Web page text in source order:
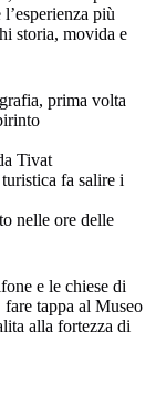
più
storia, movida e
prima volta
Tivat
fa salire i
nelle ore delle
e le chiese di
tappa al Museo
alla fortezza di